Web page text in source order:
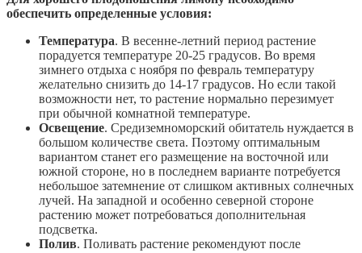
обеспечить определенные условия:
Температура. В весенне-летний период растение
порадуется температуре 20-25 градусов. Во время
зимнего отдыха с ноября по февраль температуру
желательно снизить до 14-17 градусов. Но если такой
возможности нет, то растение нормально перезимует
при обычной комнатной температуре.
Освещение. Средиземноморский обитатель нуждается в
большом количестве света. Поэтому оптимальным
вариантом станет его размещение на восточной или
южной стороне, но в последнем варианте потребуется
небольшое затемнение от слишком активных солнечных
лучей. На западной и особенно северной стороне
растению может потребоваться дополнительная
подсветка.
Полив. Поливать растение рекомендуют после